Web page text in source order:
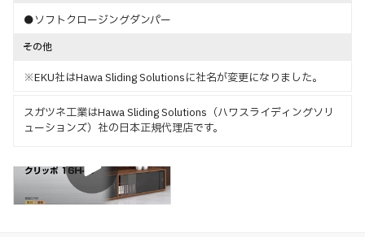
●ソフトクロージングダンパー
その他
※EKU社はHawa Sliding Solutionsに社名が変更になりました。
スガツネ工業はHawa Sliding Solutions（ハワスライディングソリ
ューションズ）社の日本正規代理店です。